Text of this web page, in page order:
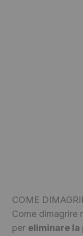
COME
Come dimagrire
per eliminare la